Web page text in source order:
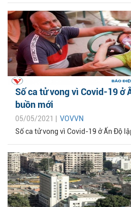
Số ca tử vong vì Covid-19 ở
buồn mới
05/05/2021 | VOVVN
Số ca tử vong vì Covid-19 ở Ấn Độ